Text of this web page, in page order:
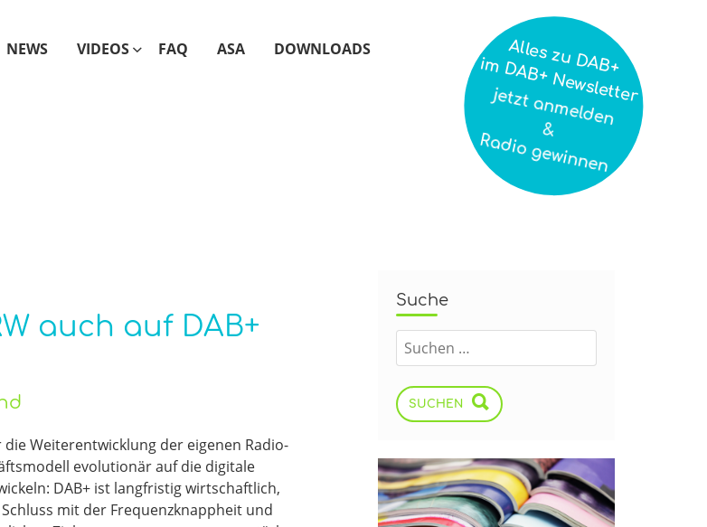
NEWS VIDEOS FAQ ASA DOWNLOADS
auch auf DAB+
Weiterentwicklung der eigenen Radio-
evolutionär auf die digitale
DAB+ ist langfristig wirtschaftlich,
mit der Frequenzknappheit und
Suche
SUCHEN
Alles zu DAB+
im DAB+ Newsletter
jetzt anmelden
&
Radio gewinnen